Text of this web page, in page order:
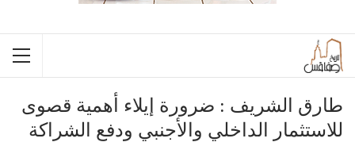
طارق الشريف : ضرورة إيلاء أهمية قصوى
للاستثمار الداخلي والأجنبي ودفع الشراكة